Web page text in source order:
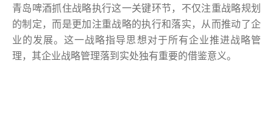
青岛啤酒抓住战略执行这一关键环节，不仅注重战略规划
的制定，而是更加注重战略的执行和落实，从而推动了企
业的发展。这一战略指导思想对于所有企业推进战略管
理，其企业战略管理落到实处独有重要的借鉴意义。